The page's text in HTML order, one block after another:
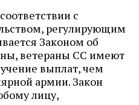
с
регулирующим
Законом об
ветераны СС имеют
выплат, чем
армии. Закон
лицу,